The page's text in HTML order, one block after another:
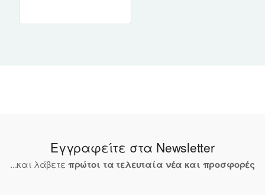
Εγγραφείτε στα Newsletter
...και λάβετε πρώτοι τα τελευταία νέα και προσφορές